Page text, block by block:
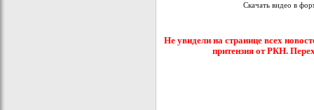
Скачать видео в
Не увидели на странице всех
притензия от РКН.